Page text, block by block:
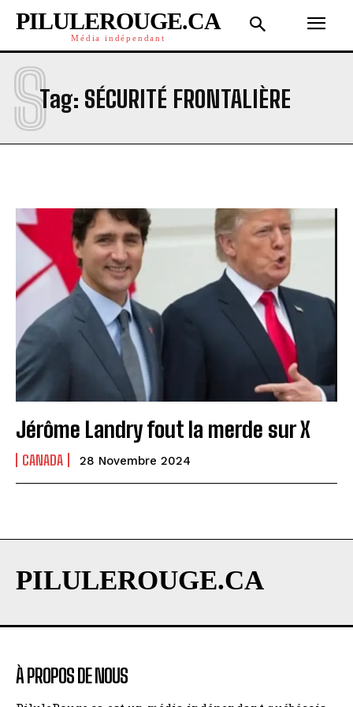
PILULEROUGE.CA
Média indépendant
Tag: SÉCURITÉ FRONTALIÈRE
S
Jérôme Landry fout la merde sur X
CANADA 28 Novembre 2024
PILULEROUGE.CA
À PROPOS DE NOUS